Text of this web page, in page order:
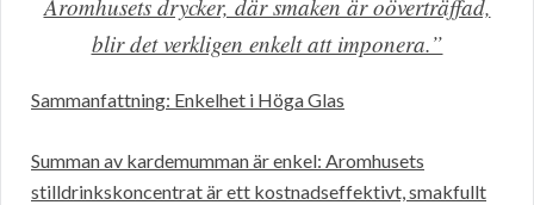
Aromhusets drycker, där smaken är oöverträffad,
blir det verkligen enkelt att imponera.”
Sammanfattning: Enkelhet i Höga Glas
Summan av kardemumman är enkel: Aromhusets
stilldrinkskoncentrat är ett kostnadseffektivt, smakfullt